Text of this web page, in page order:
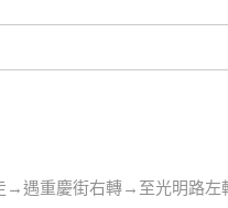
→遇重慶街右轉→至光明路左